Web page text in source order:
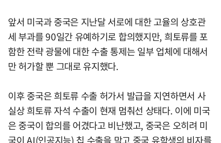
앞서 미국과 중국은 지난달 서로에 대한 고율의 상호관
세 부과를 90일간 유예하기로 합의했지만, 희토류를 포
함한 전략 광물에 대한 수출 통제는 일부 업체에 대해서
만 허가할 뿐 그대로 유지했다.
이후 중국은 희토류 수출 허가서 발급을 지연하면서 사
실상 희토류 자석 수출이 현재 멈춰선 상태다. 이에 미국
은 중국이 합의를 어겼다고 비난했고, 중국은 오히려 미
국이 AI(인공지능) 칩 수출을 막고 중국 유학생의 비자를